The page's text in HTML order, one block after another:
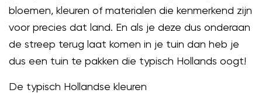
bloemen, kleuren of materialen die kenmerkend zijn
voor precies dat land. En als je deze dus onderaan
de streep terug laat komen in je tuin dan heb je
dus een tuin te pakken die typisch Hollands oogt!
De typisch Hollandse kleuren